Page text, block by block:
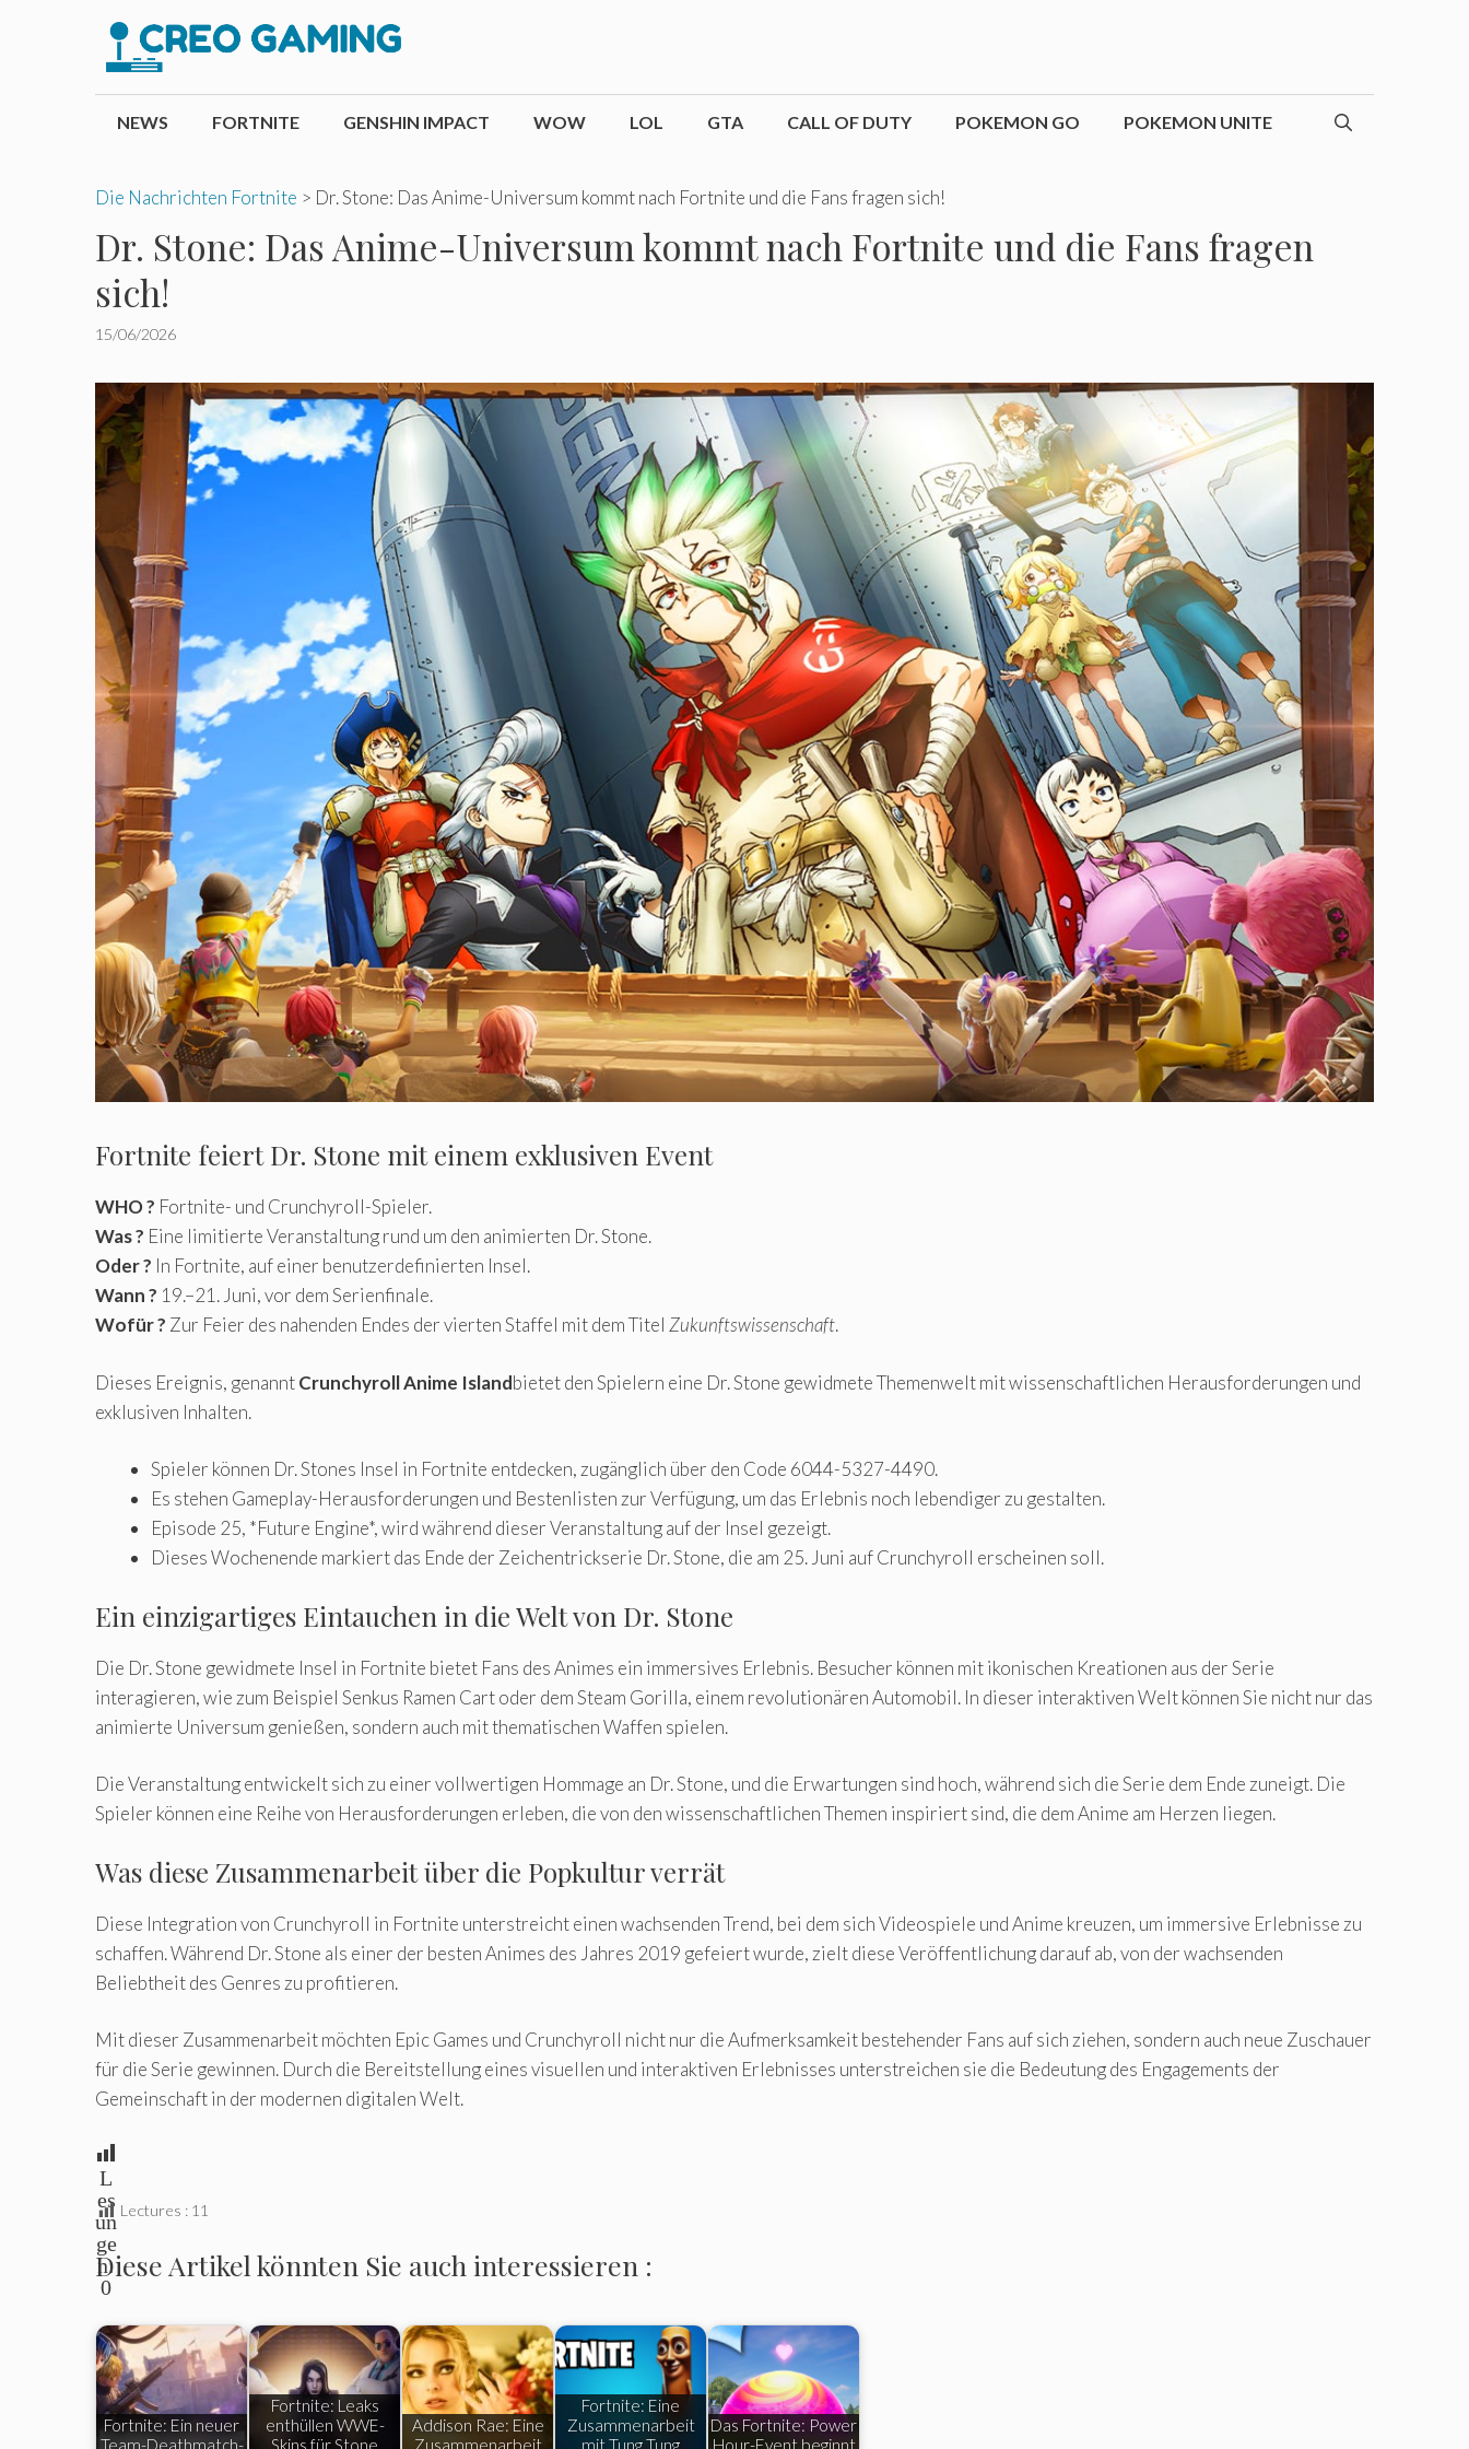
NEWS FORTNITE GENSHIN IMPACT WOW LOL GTA CALL OF DUTY POKEMON GO POKEMON UNITE
Die Nachrichten Fortnite > Dr. Stone: Das Anime-Universum kommt nach Fortnite und die Fans fragen sich!
Dr. Stone: Das Anime-Universum kommt nach Fortnite und die Fans fragen
sich!
15/06/2026
Fortnite feiert Dr. Stone mit einem exklusiven Event
WHO ? Fortnite- und Crunchyroll-Spieler.
Was ? Eine limitierte Veranstaltung rund um den animierten Dr. Stone.
Oder ? In Fortnite, auf einer benutzerdefinierten Insel.
Wann ? 19.–21. Juni, vor dem Serienfinale.
Wofür ? Zur Feier des nahenden Endes der vierten Staffel mit dem Titel Zukunftswissenschaft.
Dieses Ereignis, genanntCrunchyroll Anime Islandbietet den Spielern eine Dr. Stone gewidmete Themenwelt mit wissenschaftlichen Herausforderungen und
exklusiven Inhalten.
Spieler können Dr. Stones Insel in Fortnite entdecken, zugänglich über den Code 6044-5327-4490.
Es stehen Gameplay-Herausforderungen und Bestenlisten zur Verfügung, um das Erlebnis noch lebendiger zu gestalten.
Episode 25, *Future Engine*, wird während dieser Veranstaltung auf der Insel gezeigt.
Dieses Wochenende markiert das Ende der Zeichentrickserie Dr. Stone, die am 25. Juni auf Crunchyroll erscheinen soll.
Ein einzigartiges Eintauchen in die Welt von Dr. Stone
Die Dr. Stone gewidmete Insel in Fortnite bietet Fans des Animes ein immersives Erlebnis. Besucher können mit ikonischen Kreationen aus der Serie
interagieren, wie zum Beispiel Senkus Ramen Cart oder dem Steam Gorilla, einem revolutionären Automobil. In dieser interaktiven Welt können Sie nicht nur das
animierte Universum genießen, sondern auch mit thematischen Waffen spielen.
Die Veranstaltung entwickelt sich zu einer vollwertigen Hommage an Dr. Stone, und die Erwartungen sind hoch, während sich die Serie dem Ende zuneigt. Die
Spieler können eine Reihe von Herausforderungen erleben, die von den wissenschaftlichen Themen inspiriert sind, die dem Anime am Herzen liegen.
Was diese Zusammenarbeit über die Popkultur verrät
Diese Integration von Crunchyroll in Fortnite unterstreicht einen wachsenden Trend, bei dem sich Videospiele und Anime kreuzen, um immersive Erlebnisse zu
schaffen. Während Dr. Stone als einer der besten Animes des Jahres 2019 gefeiert wurde, zielt diese Veröffentlichung darauf ab, von der wachsenden
Beliebtheit des Genres zu profitieren.
Mit dieser Zusammenarbeit möchten Epic Games und Crunchyroll nicht nur die Aufmerksamkeit bestehender Fans auf sich ziehen, sondern auch neue Zuschauer
für die Serie gewinnen. Durch die Bereitstellung eines visuellen und interaktiven Erlebnisses unterstreichen sie die Bedeutung des Engagements der
Gemeinschaft in der modernen digitalen Welt.
L
es
un
ge
n:
0
Lectures : 11
Diese Artikel könnten Sie auch interessieren :
Fortnite: Ein neuer
Fortnite: Leaks
enthüllen WWE-
Addison Rae: Eine
Fortnite: Eine
Zusammenarbeit
Das Fortnite: Power